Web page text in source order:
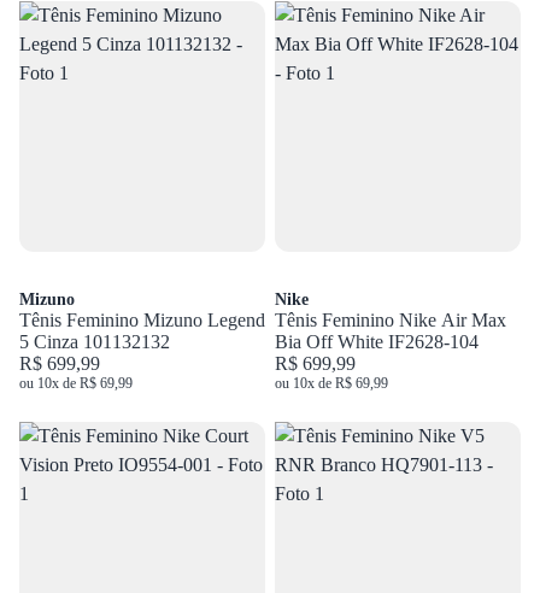
Mizuno
Tênis Feminino Mizuno Legend
5 Cinza 101132132
R$ 699,99
ou 10x de R$ 69,99
Nike
Tênis Feminino Nike Air Max
Bia Off White IF2628-104
R$ 699,99
ou 10x de R$ 69,99